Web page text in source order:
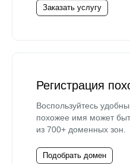
Заказать услугу
Регистрация
Воспользуйтесь
похожее имя может
из 700+ доменных зон.
Подобрать домен